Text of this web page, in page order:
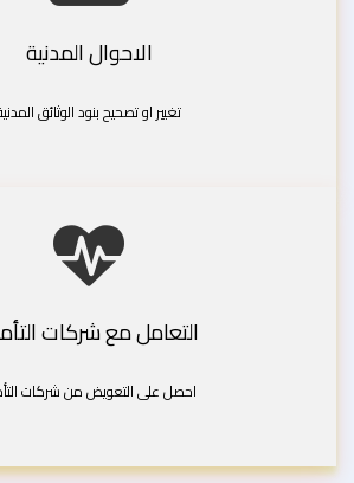
الاحوال المدنية
تغيير او تصحيح بنود الوثائق
التعامل مع شركات
احصل على التعويض من شركات